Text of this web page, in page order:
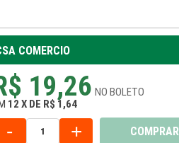
COMERCIO
19,26 NOBOLETO
12X DE R$ 1,64
- + COMPRAR